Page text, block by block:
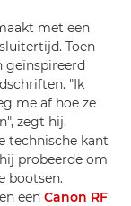
met een
Toen
geïnspireerd
"Ik
me af hoe ze
zegt hij.
technische kant
probeerde om
bootsen.
en een Canon RF